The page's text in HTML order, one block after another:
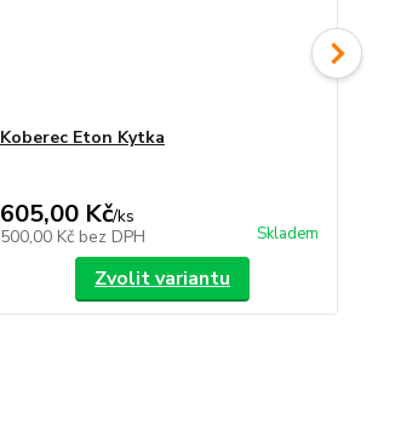
Koberec Eton Kytka
605,00 Kč/ks
500,00 Kč bez DPH Skladem
Zvolit variantu